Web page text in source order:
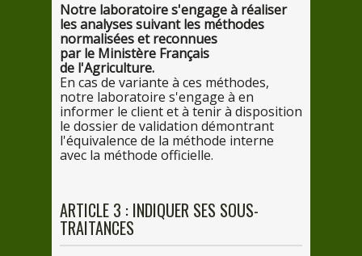
Notre laboratoire s'engageà réaliser
lesanalyses suivantles méthodes
normalisées et reconnues
parle Ministère Français
de l'Agriculture.
En cas de variante à ces méthodes,
notre laboratoire s'engage à en
informer le client età tenirà disposition
le dossierde validation démontrant
l'équivalence de la méthode interne
avec la méthode officielle.
ARTICLE 3 : INDIQUER SES SOUS-
TRAITANCES